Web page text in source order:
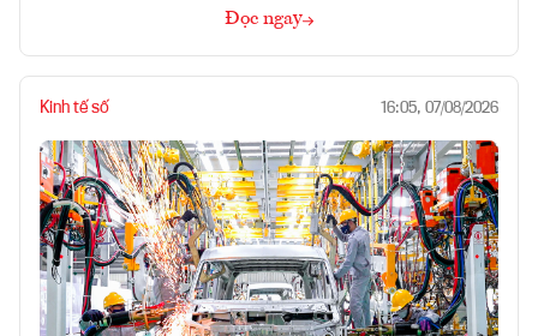
Đọc ngay
Kinh tế số 16:05, 07/08/2026